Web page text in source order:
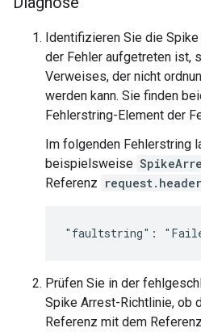
Identifizieren Sie die
der Fehler aufgetreten ist,
Verweises, der nicht
werden kann. Sie finden
Fehlerstring-Element der
Im folgenden Fehlerstring
beispielsweise
Referenz
Prüfen Sie in der
Spike Arrest-Richtlinie, ob
Referenz mit dem